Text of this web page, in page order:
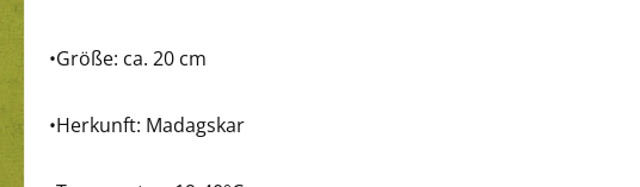
•Größe: ca. 20 cm
•Herkunft: Madagskar